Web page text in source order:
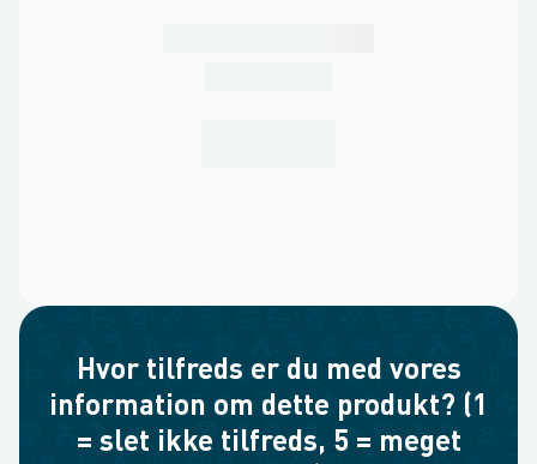
Hvor tilfreds er du med vores
information om dette produkt? (1
= slet ikke tilfreds, 5 = meget